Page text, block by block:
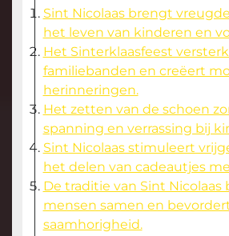
Sint Nicolaas brengt
het leven van kinderen en
Het Sinterklaasfeest
familiebanden en creëert
herinneringen.
Het zetten van de schoen
spanning en verrassing bij
Sint Nicolaas stimuleert
het delen van cadeautjes
De traditie van Sint Nicolaas
mensen samen en
saamhorigheid.